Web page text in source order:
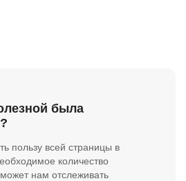
была
пользу всей страницы в
количество
нам отслеживать